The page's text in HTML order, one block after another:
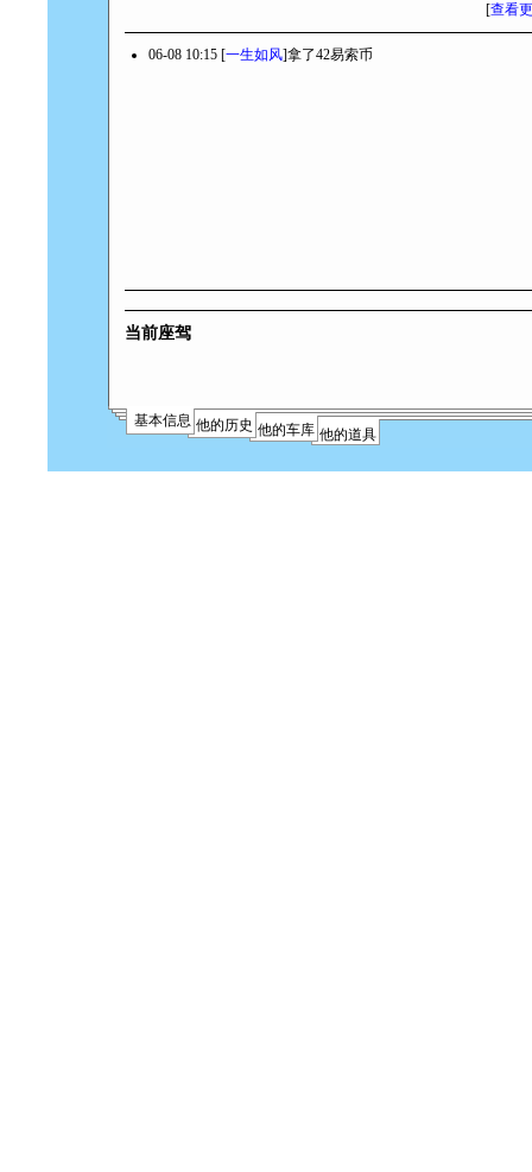
[查看
06-08 10:15 [一生如风]拿了42易索币
当前座驾
基本信息 他的历史 他的车库 他的道具